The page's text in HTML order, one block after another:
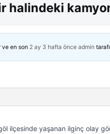
halindeki
ve en son 2 ay 3 hafta önce admin
ilçesinde yaşanan ilginç olay